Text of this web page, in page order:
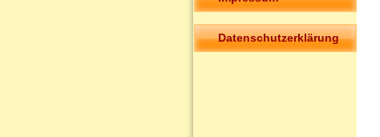
Datenschutzerklärung